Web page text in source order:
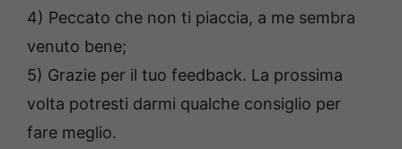
4) Peccato che non ti piaccia, a me sembra
venuto bene;
5) Grazie per il tuo feedback. La prossima
volta potresti darmi qualche consiglio per
fare meglio.